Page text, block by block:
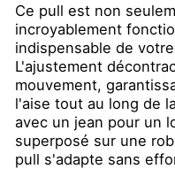
Ce pull est non
incroyablement
indispensable de
L'ajustement
mouvement,
l'aise tout au long de
avec un jean pour un
superposé sur une
pull s'adapte sans